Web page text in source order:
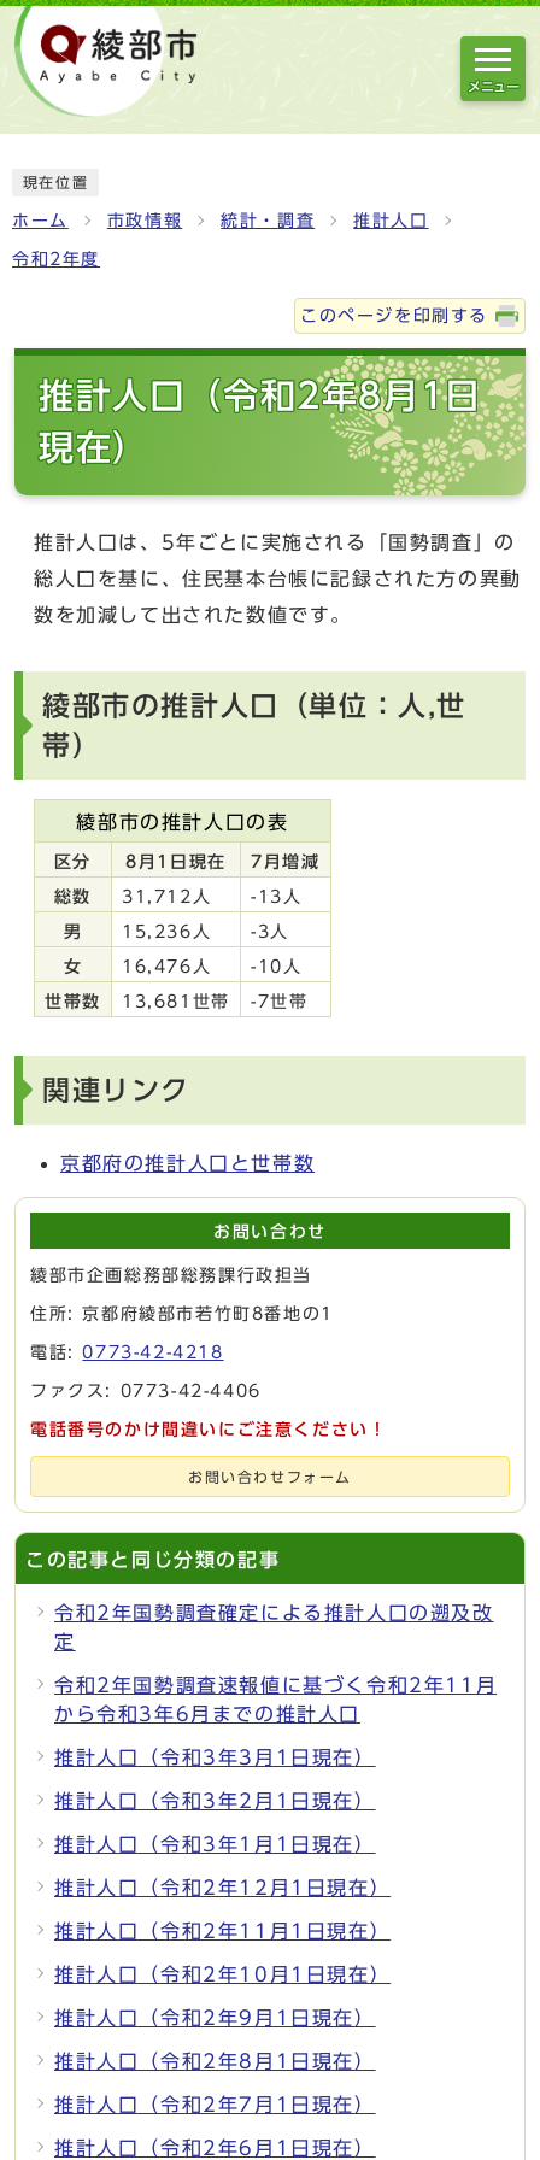
メニュー
現在位置
ホーム 市政情報 統計・調査 推計人口
令和2年度
このページを印刷する
推計人口（令和2年8月1日
現在）
推計人口は、5年ごとに実施される「国勢調査」の
総人口を基に、住民基本台帳に記録された方の異動
数を加減して出された数値です。
綾部市の推計人口（単位：人,世
帯）
綾部市の推計人口の表
区分 8月1日現在 7月増減
総数 31,712人 -13人
男 15,236人 -3人
女 16,476人 -10人
世帯数 13,681世帯 -7世帯
関連リンク
京都府の推計人口と世帯数
お問い合わせ
綾部市企画総務部総務課行政担当
住所: 京都府綾部市若竹町8番地の1
電話:0773-42-4218
ファクス: 0773-42-4406
電話番号のかけ間違いにご注意ください！
お問い合わせフォーム
この記事と同じ分類の記事
令和2年国勢調査確定による推計人口の遡及改
定
令和2年国勢調査速報値に基づく令和2年11月
から令和3年6月までの推計人口
推計人口（令和3年3月1日現在）
推計人口（令和3年2月1日現在）
推計人口（令和3年1月1日現在）
推計人口（令和2年12月1日現在）
推計人口（令和2年11月1日現在）
推計人口（令和2年10月1日現在）
推計人口（令和2年9月1日現在）
推計人口（令和2年8月1日現在）
推計人口（令和2年7月1日現在）
推計人口（令和2年6月1日現在）